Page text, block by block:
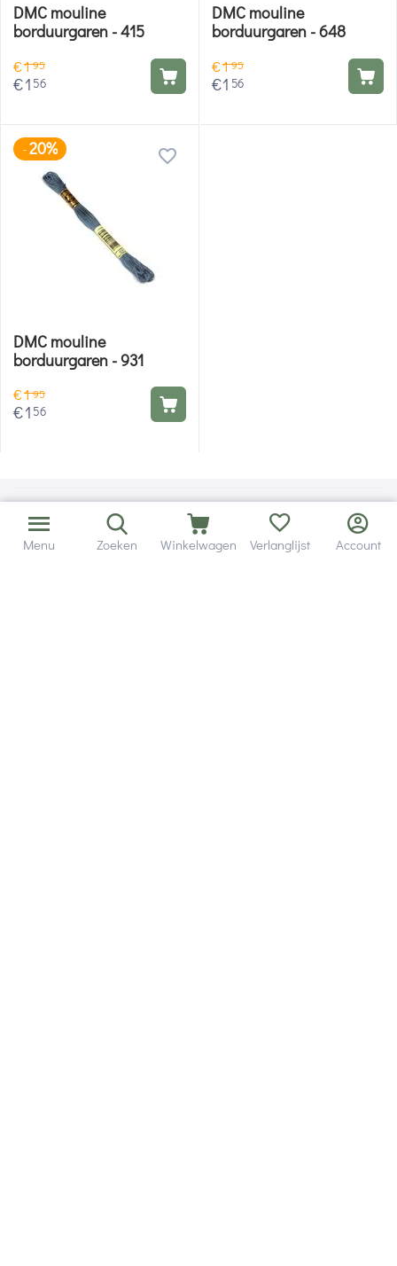
DMC mouline
borduurgaren - 415
€195
€1 56
DMC mouline
borduurgaren - 648
€195
€1 56
-20%
DMC mouline
borduurgaren - 931
€195
€1 56
Menu Zoeken Winkelwagen Verlanglijst Account